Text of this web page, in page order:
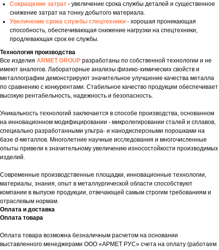
Сокращение затрат - увеличение срока службы деталей и существенное
снижение затрат на тонну добытого материала.
Увеличение срока службы спецтехники - хорошая проникающая
способность, обеспечивающая снижение нагрузки на спецтехники,
продлевающая срок ее службы.
Технология производства
Все изделия ARMET GROUP разработаны по собственной технологии и не
имеют аналогов. Лабораторные анализы физико-химических свойств и
металлографии демонстрируют значительное улучшение качества металла
по сравнению с конкурентами. Стабильное качество продукции обеспечивает
высокую рентабельность, надежность и безопасность.
Уникальность технологий заключается в способе производства, основанном
на инновационном модифицировании - микролегировании сталей и сплавов,
специально разработанными ультра- и нанодисперсными порошками на
базе d-металлов. Многолетние научные исследования и многочисленные
опыты привели к значительному увеличению износостойкости производимых
изделий.
Современные производственные площадки, инновационные технологии,
материалы, знания, опыт в металлургической области способствуют
компании в выпуске продукции, отвечающей самым строгим требованиям и
отраслевым нормам.
Оплата и доставка
Оплата товара
Оплата товара возможна безналичным расчетом на основании
выставленного менеджерами ООО «АРМЕТ РУС» счета на оплату (работаем